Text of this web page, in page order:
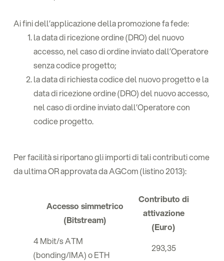
Ai fini dell’applicazione della promozione fa fede:
la data di ricezione ordine (DRO) del nuovo
accesso, nel caso di ordine inviato dall’Operatore
senza codice progetto;
la data di richiesta codice del nuovo progetto e la
data di ricezione ordine (DRO) del nuovo accesso,
nel caso di ordine inviato dall’Operatore con
codice progetto.
Per facilità si riportano gli importi di tali contributi come
da ultima OR approvata da AGCom (listino 2013):
Accesso simmetrico
(Bitstream)
Contributo di
attivazione
(Euro)
4 Mbit/s ATM
(bonding/IMA) o ETH
293,35